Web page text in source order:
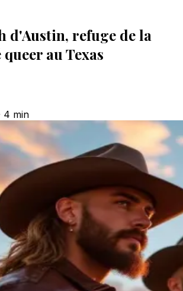
d'Austin, refuge de la
au Texas
4 min